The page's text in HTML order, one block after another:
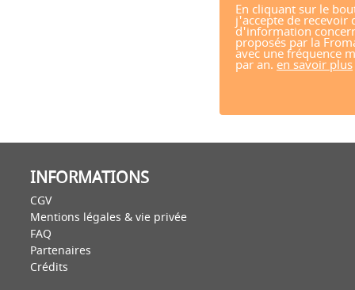
En cliquant sur le
j'accepte de recevoir
d'information
proposés par la
avec une fréquence
par an. en savoir plus
INFORMATIONS
CGV
Mentions légales & vie privée
FAQ
Partenaires
Crédits